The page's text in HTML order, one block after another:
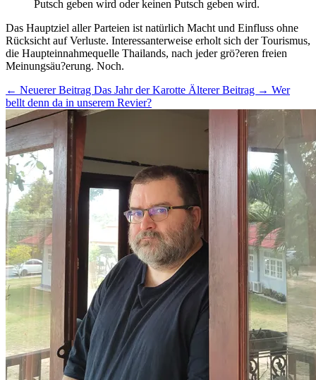
Putsch geben wird oder keinen Putsch geben wird.
Das Hauptziel aller Parteien ist natürlich Macht und Einfluss ohne
Rücksicht auf Verluste. Interessanterweise erholt sich der Tourismus,
die Haupteinnahmequelle Thailands, nach jeder grö?eren freien
Meinungsäu?erung. Noch.
← Neuerer Beitrag Das Jahr der Karotte Älterer Beitrag → Wer
bellt denn da in unserem Revier?